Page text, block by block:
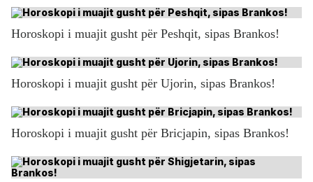
Horoskopi i muajit gusht për Peshqit, sipas Brankos!
Horoskopi i muajit gusht për Ujorin, sipas Brankos!
Horoskopi i muajit gusht për Bricjapin, sipas Brankos!